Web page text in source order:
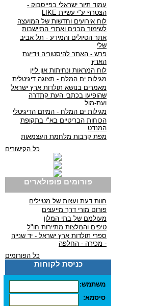
עמוד תיור ישראלי בפייסבוק -
הצטרף ע"י עשיית LIKE
לוח אירועים וחדשות של המועצה
לשימור מבנים ואתרי התיישבות
אתר הטיולים והמידע - תל אביב
שלי
פרש - האתר להיסטוריה וידיעת
הארץ
לוח המראות ונחיתות און ליין
מגילות ים המלח - תצוגה דיגיטלית
מאמרים בנושא תולדות ארץ ישראל
שהופיעו בכתבי העת קתדרה
ועת-מול
מגילות ים המלח - המיזם הדיגיטלי
הכוחות הבריטיים בא"י בתקופת
המנדט
מפת קרבות מלחמת העצמאות
כל הקישורים
פורומים פופולארים
חוות דעת ועצות של מטיילים
פורום מורי דרך מייעצים
מעולמם של בתי המלון
טיפים והמלצות מתיירות חו"ל
ספרי תולדות ארץ ישראל - יד שנייה
- מכירה - החלפה
כל הפורומים
כניסת לקוחות
משתמש:
סיסמא: